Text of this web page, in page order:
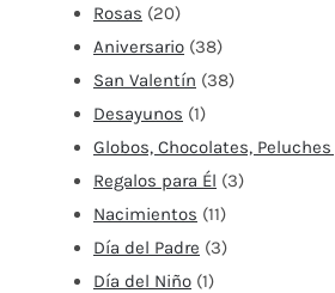
Rosas (20)
Aniversario (38)
San Valentín (38)
Desayunos (1)
Globos, Chocolates,
Regalos para Él (3)
Nacimientos (11)
Día del Padre (3)
Día del Niño (1)